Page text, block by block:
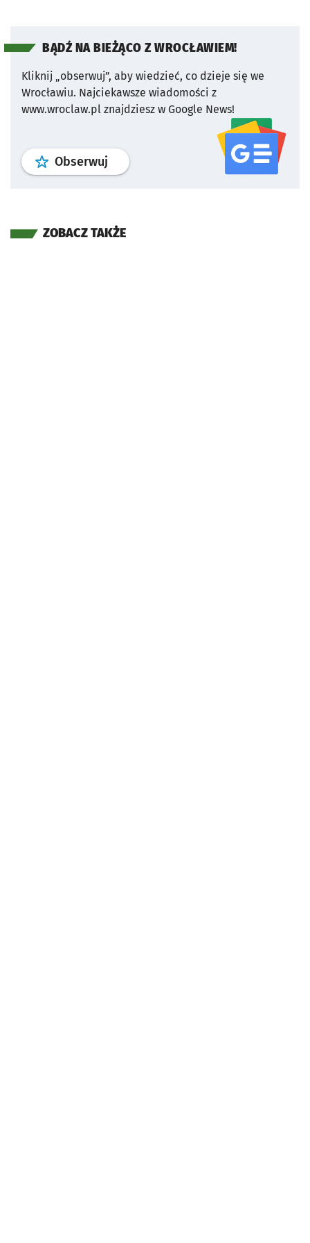
BĄDŹ NA BIEŻĄCO Z WROCŁAWIEM!
Kliknij „obserwuj”, aby wiedzieć, co dzieje się we
Wrocławiu. Najciekawsze wiadomości z
www.wroclaw.pl znajdziesz w Google News!
Obserwuj profil serwisu
ZOBACZ TAKŻE